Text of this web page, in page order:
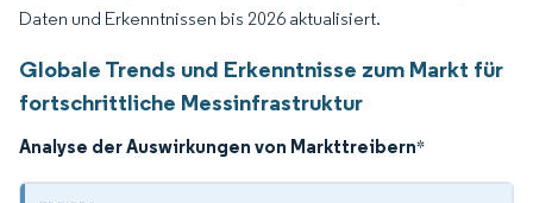
Daten und Erkenntnissen bis 2026 aktualisiert.
Globale Trends und Erkenntnisse zum Markt für
fortschrittliche Messinfrastruktur
Analyse der Auswirkungen von Markttreibern*